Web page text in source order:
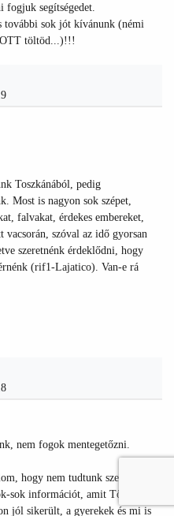
fogjuk segítségedet.
további sok jót kívánunk (némi
OTT töltöd...)!!!
Toszkánából, pedig
Most is nagyon sok szépet,
falvakat, érdekes embereket,
vacsorán, szóval az idő gyorsan
szeretnénk érdeklődni, hogy
(rif1-Lajatico). Van-e rá
nem fogok mentegetőzni.
hogy nem tudtunk személyesen
sok információt, amit Tőled
jól sikerült, a gyerekek és mi is